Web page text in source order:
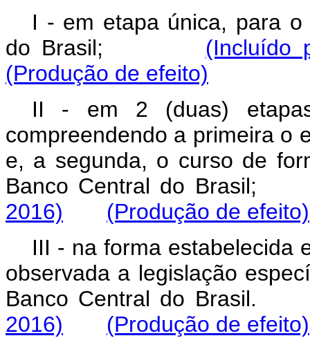
I - em etapa única, para
do Brasil; (Incluído
(Produção de efeito)
II - em 2 (duas)
compreendendo a primeira o
e, a segunda, o curso de
Banco Central do
2016)
(Produção de efeito)
III - na forma estabelecida
observada a legislação
Banco Central do
2016)
(Produção de efeito)